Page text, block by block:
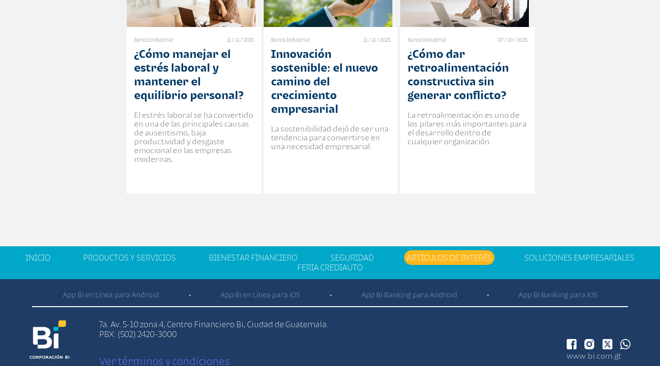
Banco Industrial 11 / 11 / 2025
¿Cómo manejar el
estrés laboral y
mantener el
equilibrio personal?
El estrés laboral se ha convertido
en una de las principales causas
de ausentismo, baja
productividad y desgaste
emocional en las empresas
modernas.
Banco Industrial 11 / 11 / 2025
Innovación
sostenible: el nuevo
camino del
crecimiento
empresarial
La sostenibilidad dejó de ser una
tendencia para convertirse en
una necesidad empresarial.
Banco Industrial 07 / 10 / 2025
¿Cómo dar
retroalimentación
constructiva sin
generar conflicto?
La retroalimentación es uno de
los pilares más importantes para
el desarrollo dentro de
cualquier organización.
INICIO PRODUCTOS Y SERVICIOS BIENESTAR FINANCIERO SEGURIDAD ARTÍCULOS DE INTERÉS
SOLUCIONES EMPRESARIALES
FERIA CREDIAUTO
App Bi en Línea para Android • App Bi en Línea para iOS • App Bi Banking para Android • App Bi Banking para iOS
7a. Av. 5-10 zona 4, Centro Financiero Bi, Ciudad de Guatemala.
PBX: (502) 2420-3000
Ver términos y condiciones www.bi.com.gt